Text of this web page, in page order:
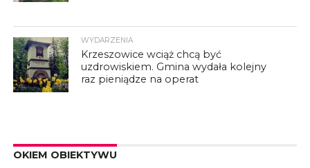
WYDARZENIA
Krzeszowice wciąż chcą być
uzdrowiskiem. Gmina wydała kolejny
raz pieniądze na operat
OKIEM OBIEKTYWU